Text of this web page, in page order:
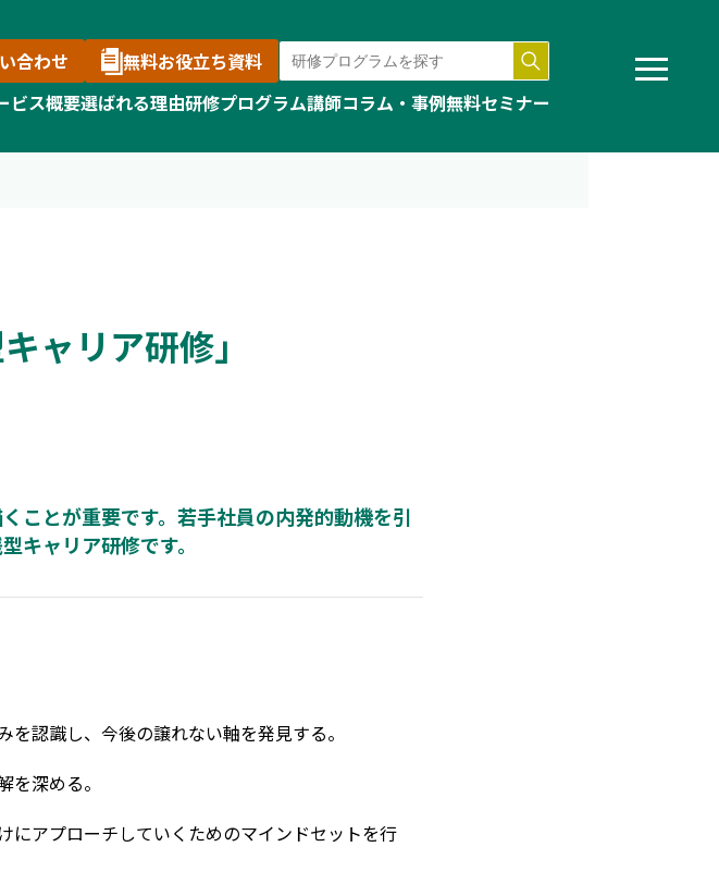
合わせ
無料お役立ち資料
ビス概要選ばれる理由研修プログラム講師コラム・事例無料セミナー
ャリア研修」
ことが重要です。若手社員の内発的動機を引
キャリア研修です。
認識し、今後の譲れない軸を発見する。
深める。
にアプローチしていくためのマインドセットを行